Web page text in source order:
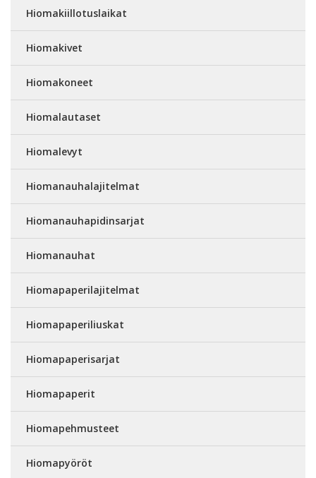
Hiomakiillotuslaikat
Hiomakivet
Hiomakoneet
Hiomalautaset
Hiomalevyt
Hiomanauhalajitelmat
Hiomanauhapidinsarjat
Hiomanauhat
Hiomapaperilajitelmat
Hiomapaperiliuskat
Hiomapaperisarjat
Hiomapaperit
Hiomapehmusteet
Hiomapyöröt